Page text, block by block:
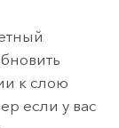
к слою
если у вас